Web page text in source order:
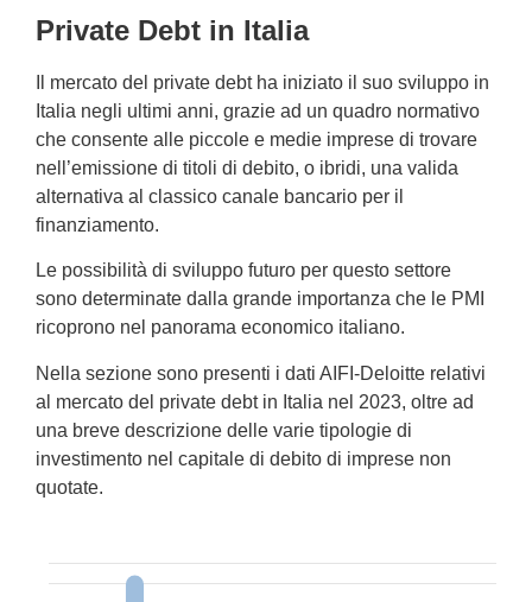
Private Debt in Italia
Il mercato del private debt ha iniziato il suo sviluppo in
Italia negli ultimi anni, grazie ad un quadro normativo
che consente alle piccole e medie imprese di trovare
nell’emissione di titoli di debito, o ibridi, una valida
alternativa al classico canale bancario per il
finanziamento.
Le possibilità di sviluppo futuro per questo settore
sono determinate dalla grande importanza che le PMI
ricoprono nel panorama economico italiano.
Nella sezione sono presenti i dati AIFI-Deloitte relativi
al mercato del private debt in Italia nel 2023, oltre ad
una breve descrizione delle varie tipologie di
investimento nel capitale di debito di imprese non
quotate.